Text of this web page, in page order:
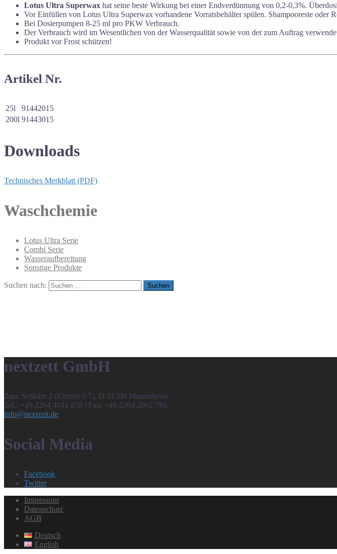
Lotus Ultra Superwax hat seine beste Wirkung bei einer Endverdünnung von 0,2-0,3%.
Vor Einfüllen von Lotus Ultra Superwax vorhandene Vorratsbehälter spülen. Shampooreste oder
Bei Dosierpumpen 8-25 ml pro PKW Verbrauch.
Der Verbrauch wird im Wesentlichen von der Wasserqualität sowie von der zum Auftrag
Produkt vor Frost schützen!
Artikel Nr.
25l
91442015
200l 91443015
Downloads
Technisches Merkblatt (PDF)
Waschchemie
Lotus Ultra Serie
Combi Serie
Wasseraufbereitung
Sonstige Produkte
Suchen nach:
nextzett GmbH
Zum Schlahn 2 (Einheit 6/7), D-51709 Marienheide
Tel.: +49 2264 4041 858 | Fax: +49 2264 2002 781
info@nextzett.de
Social Media
Facebook
Twitter
Impressum
Datenschutz
AGB
Deutsch
English